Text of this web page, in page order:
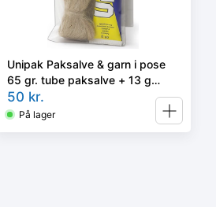
Unipak Paksalve & garn i pose
65 gr. tube paksalve + 13 g
pakgarn
50 kr.
På lager